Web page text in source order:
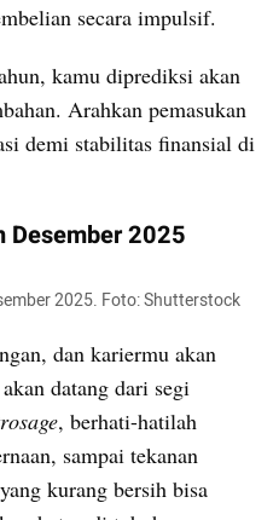
secara impulsif.
kamu diprediksi akan
Arahkan pemasukan
demi stabilitas finansial di
Desember 2025
2025. Foto: Shutterstock
dan kariermu akan
datang dari segi
, berhati-hatilah
sampai tekanan
kurang bersih bisa